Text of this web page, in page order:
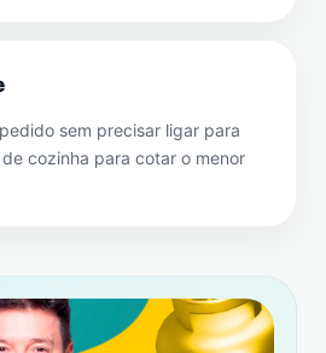
sem precisar ligar para
cozinha para cotar o menor